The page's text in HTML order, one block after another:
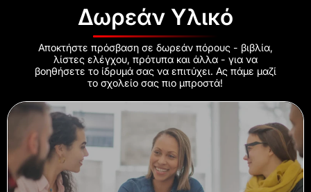
Δωρεάν Υλικό
Αποκτήστε πρόσβαση σε δωρεάν πόρους - βιβλία,
λίστες ελέγχου, πρότυπα και άλλα - για να
βοηθήσετε το ίδρυμά σας να επιτύχει. Ας πάμε μαζί
το σχολείο σας πιο μπροστά!